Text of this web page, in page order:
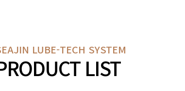
LUBE-TECH SYSTEM
LIST